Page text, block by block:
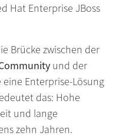
Hat Enterprise JBoss
Brücke zwischen der
und der
eine Enterprise-Lösung
das: Hohe
und lange
zehn Jahren.